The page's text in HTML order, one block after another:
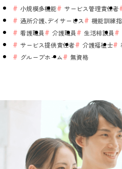
小規模多機能 サービス管理責任者
通所介護、デイサービス
機能訓練
看護職員
介護職員 生活相談員
サービス提供責任者
介護福祉士
グループホーム
無資格